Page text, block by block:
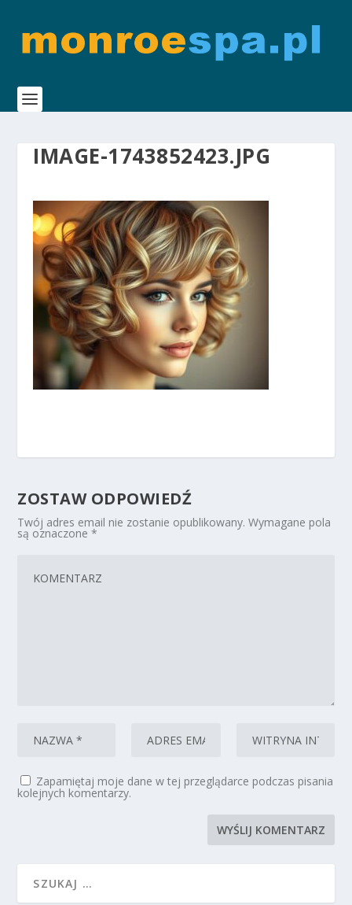
IMAGE-1743852423.JPG
ZOSTAW ODPOWIEDŹ
Twój adres email nie zostanie opublikowany. Wymagane pola
są oznaczone*
Zapamiętaj moje dane w tej przeglądarce podczas pisania
kolejnych komentarzy.